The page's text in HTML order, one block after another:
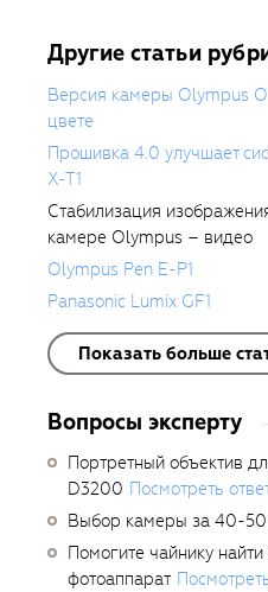
Другие статьи
Версия камеры Olympus
цвете
Прошивка 4.0 улучшает
X-T1
Стабилизация
камере Olympus – видео
Olympus Pen E-P1
Panasonic Lumix GF1
Показать больше
Вопросы эксперту
Портретный объектив
D3200 Посмотреть
Выбор камеры за 40-50
Помогите чайнику найти
фотоаппарат